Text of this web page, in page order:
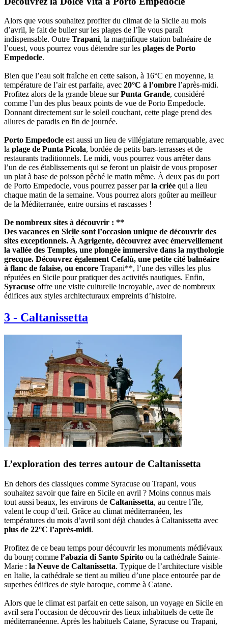
Alors que vous souhaitez profiter du climat de la Sicile au mois
d’avril, le fait de buller sur les plages de l’île vous paraît
indispensable. Outre Trapani, la magnifique station balnéaire de
l’ouest, vous pourrez vous détendre sur les plages de Porto
Empedocle.
Bien que l’eau soit fraîche en cette saison, à 16°C en moyenne, la
température de l’air est parfaite, avec 20°C à l’ombre l’après-midi.
Profitez alors de la grande bleue surPunta Grande, considéré
comme l’un des plus beaux points de vue de Porto Empedocle.
Donnant directement sur le soleil couchant, cette plage prend des
allures de paradis en fin de journée.
Porto Empedocle est aussi un lieu de villégiature remarquable, avec
la plage de Punta Picola, bordée de petits bars-terrasses et de
restaurants traditionnels. Le midi, vous pourrez vous arrêter dans
l’un de ces établissements qui se feront un plaisir de vous proposer
un plat à base de poisson pêché le matin même. À deux pas du port
de Porto Empedocle, vous pourrez passer parla criée qui a lieu
chaque matin de la semaine. Vous pourrez alors goûter au meilleur
de la Méditerranée, entre oursins et rascasses !
De nombreux sites à découvrir : **
Des vacances en Sicile sont l’occasion unique de découvrir des
sites exceptionnels. À Agrigente, découvrez avec émerveillement
la vallée des Temples, une plongée immersive dans la mythologie
grecque. Découvrez également Cefalù, une petite cité balnéaire
à flanc de falaise, ou encore Trapani**, l’une des villes les plus
réputées en Sicile pour pratiquer des activités nautiques. Enfin,
Syracuse offre une visite culturelle incroyable, avec de nombreux
édifices aux styles architecturaux empreints d’histoire.
3 - Caltanissetta
L’exploration des terres autour de Caltanissetta
En dehors des classiques comme Syracuse ou Trapani, vous
souhaitez savoir que faire en Sicile en avril ? Moins connus mais
tout aussi beaux, les environs de Caltanissetta, au centre l’île,
valent le coup d’œil. Grâce au climat méditerranéen, les
températures du mois d’avril sont déjà chaudes à Caltanissetta avec
plus de 22°C l’après-midi.
Profitez de ce beau temps pour découvrir les monuments médiévaux
du bourg comme l’abazia di Santo Spirito ou la cathédrale Sainte-
Marie : la Neuve de Caltanissetta. Typique de l’architecture visible
en Italie, la cathédrale se tient au milieu d’une place entourée par de
superbes édifices de style baroque, comme à Catane.
Alors que le climat est parfait en cette saison, un voyage en Sicile en
avril sera l’occasion de découvrir des lieux inhabituels de cette île
méditerranéenne. Après les habituels Catane, Syracuse ou Trapani,